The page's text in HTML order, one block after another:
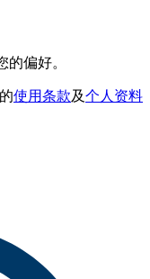
的偏好。
使用条款及个人资料